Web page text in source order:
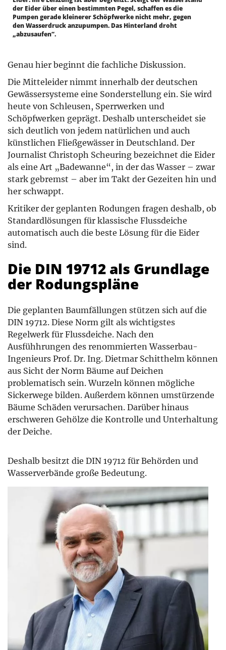
der Eider über einen bestimmten Pegel, schaffen es die
Pumpen gerade kleinerer Schöpfwerke nicht mehr, gegen
den Wasserdruck anzupumpen. Das Hinterland droht
„abzusaufen“.
Genau hier beginnt die fachliche Diskussion.
Die Mitteleider nimmt innerhalb der deutschen
Gewässersysteme eine Sonderstellung ein. Sie wird
heute von Schleusen, Sperrwerken und
Schöpfwerken geprägt. Deshalb unterscheidet sie
sich deutlich von jedem natürlichen und auch
künstlichen Fließgewässer in Deutschland. Der
Journalist Christoph Scheuring bezeichnet die Eider
als eine Art „Badewanne“, in der das Wasser – zwar
stark gebremst – aber im Takt der Gezeiten hin und
her schwappt.
Kritiker der geplanten Rodungen fragen deshalb, ob
Standardlösungen für klassische Flussdeiche
automatisch auch die beste Lösung für die Eider
sind.
Die DIN 19712 als Grundlage
der Rodungspläne
Die geplanten Baumfällungen stützen sich auf die
DIN 19712. Diese Norm gilt als wichtigstes
Regelwerk für Flussdeiche. Nach den
Ausfühhrungen des renommierten Wasserbau-
Ingenieurs Prof. Dr. Ing. Dietmar Schitthelm können
aus Sicht der Norm Bäume auf Deichen
problematisch sein. Wurzeln können mögliche
Sickerwege bilden. Außerdem können umstürzende
Bäume Schäden verursachen. Darüber hinaus
erschweren Gehölze die Kontrolle und Unterhaltung
der Deiche.
Deshalb besitzt die DIN 19712 für Behörden und
Wasserverbände große Bedeutung.